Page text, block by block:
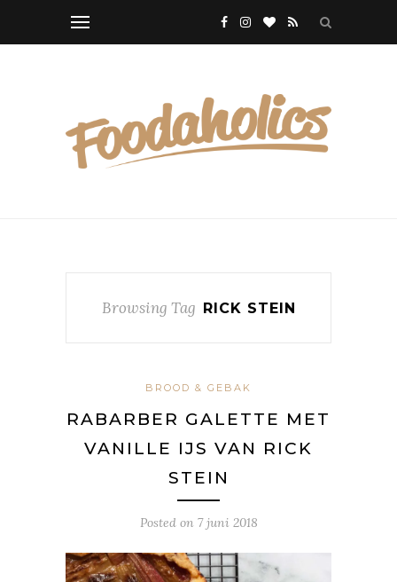
Browsing Tag RICK STEIN
BROOD & GEBAK
RABARBER GALETTE MET
VANILLE IJS VAN RICK
STEIN
Posted on 7 juni 2018